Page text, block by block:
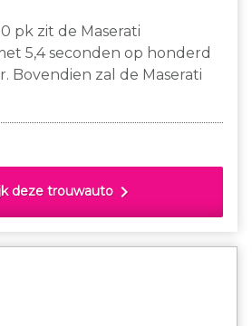
pk zit de Maserati
5,4 seconden op honderd
Bovendien zal de Maserati
om naar te kijken.
deze trouwauto chevron_right